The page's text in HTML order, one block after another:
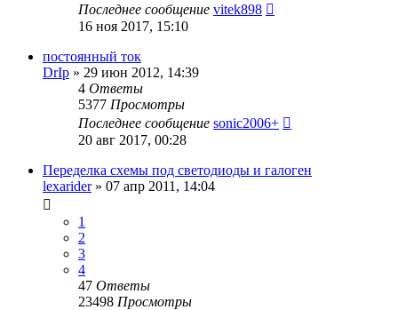
Последнее сообщение vitek898
16 ноя 2017, 15:10
постоянный ток
DrIp » 29 июн 2012, 14:39
4 Ответы
5377 Просмотры
Последнее сообщение sonic2006+
20 авг 2017, 00:28
Переделка схемы под светодиоды и галоген
lexarider» 07 апр 2011, 14:04
1
2
3
4
47 Ответы
23498 Просмотры